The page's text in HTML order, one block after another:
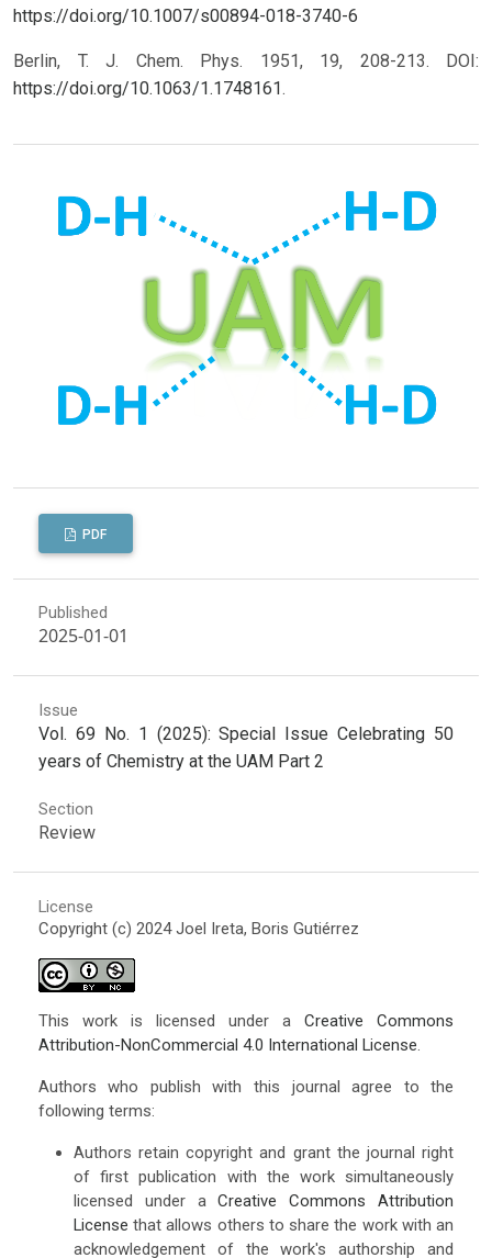
https://doi.org/10.1007/s00894-018-3740-6
Berlin, T. J. Chem. Phys. 1951, 19, 208-213. DOI:
https://doi.org/10.1063/1.1748161.
PDF
Published
2025-01-01
Issue
Vol. 69 No. 1 (2025): Special Issue Celebrating 50
years of Chemistry at the UAM Part 2
Section
Review
License
Copyright (c) 2024 Joel Ireta, Boris Gutiérrez
This work is licensed under aCreative Commons
Attribution-NonCommercial 4.0 International License.
Authors who publish with this journal agree to the
following terms:
Authors retain copyright and grant the journal right
of first publication with the work simultaneously
licensed under aCreative Commons Attribution
License that allows others to share the work with an
acknowledgement of the work's authorship and